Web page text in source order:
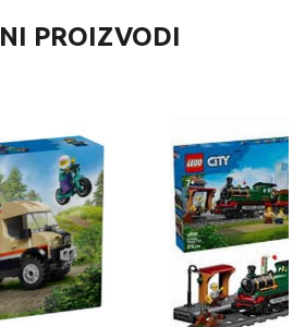
PROIZVODI